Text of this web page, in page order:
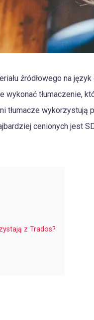
źródłowego na
tłumaczenie,
wykorzystują
cenionych jest
z Trados?